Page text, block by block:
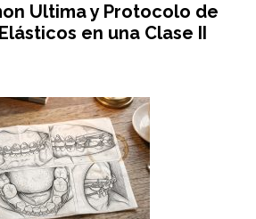
Ultima y Protocolo de
en una Clase II